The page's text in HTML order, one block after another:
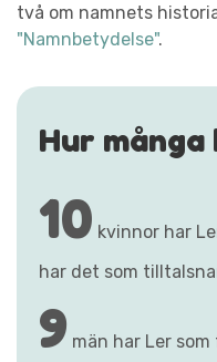
två om namnets
"Namnbetydelse".
Hur
10 kvinnor har
har det som
9 män har Ler